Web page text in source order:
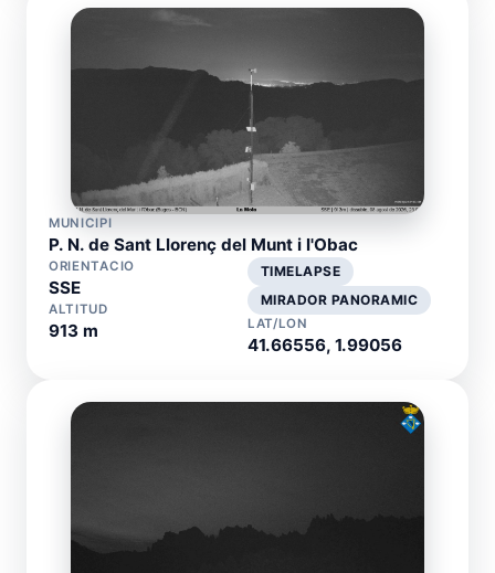
MUNICIPI
P. N. de Sant Llorenç del Munt i l'Obac
ORIENTACIO
SSE
ALTITUD
913 m
TIMELAPSE
MIRADOR PANORAMIC
LAT/LON
41.66556, 1.99056